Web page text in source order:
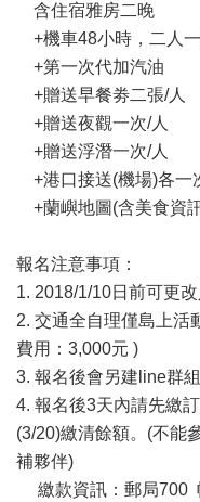
含住宿雅房二晚
+機車48小時，二人
+第一次代加汽油
+贈送早餐劵二張/人
+贈送夜觀一次/人
+贈送浮潛一次/人
+港口接送(機場)各一
+蘭嶼地圖(含美食資
報名注意事項：
1. 2018/1/10日前可更
2. 交通全自理僅島上活
費用：3,000元 )
3. 報名後會另建line群
4. 報名後3天內請先繳
(3/20)繳清餘額。(不能
補夥伴)
繳款資訊：郵局700